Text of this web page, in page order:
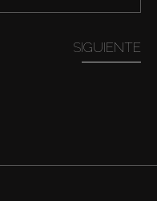
SIGUIENTE